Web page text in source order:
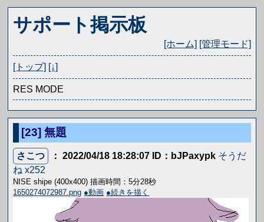
サポート掲示板
[ホーム] [管理モード]
[トップ] [↓]
RES MODE
[23] 無題
さこつ ： 2022/04/18 18:28:07 ID：bJPaxypk そうだ
ね x252
NISE shipe (400x400) 描画時間：5分28秒
1650274072987.png ●動画 ●続きを描く